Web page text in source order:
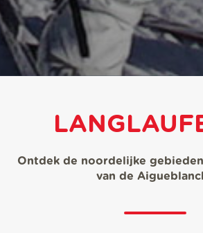
Ontdek de noordelijke
van de